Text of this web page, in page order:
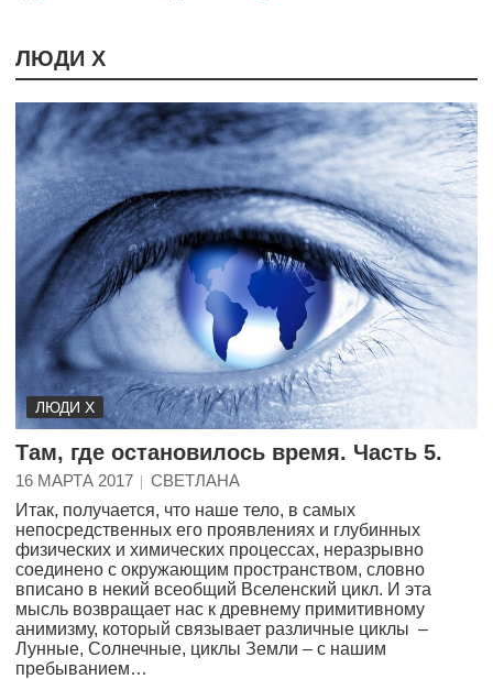
ЛЮДИ Х
ЛЮДИ Х
Там, где остановилось время. Часть 5.
16 МАРТА 2017
СВЕТЛАНА
Итак, получается, что наше тело, в самых
непосредственных его проявлениях и глубинных
физических и химических процессах, неразрывно
соединено с окружающим пространством, словно
вписано в некий всеобщий Вселенский цикл. И эта
мысль возвращает нас к древнему примитивному
анимизму, который связывает различные циклы –
Лунные, Солнечные, циклы Земли – с нашим
пребыванием…